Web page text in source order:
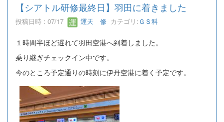
【シアトル研修最終日】羽田に着きました
投稿日時 : 07/17 運天 修 カテゴリ: ＧＳ科
１時間半ほど遅れて羽田空港へ到着しました。
乗り継ぎチェックイン中です。
今のところ予定通りの時刻に伊丹空港に着く予定です。